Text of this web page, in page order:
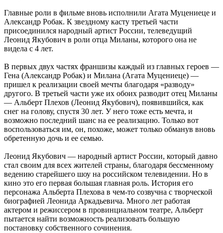
Главные роли в фильме вновь исполнили Агата Муцениеце и
Александр Робак. К звездному касту третьей части
присоединился народный артист России, телеведущий
Леонид Якубович в роли отца Миланы, которого она не
видела с 4 лет.
В первых двух частях франшизы каждый из главных героев —
Гена (Александр Робак) и Милана (Агата Муцениеце) —
пришел к реализации своей мечты благодаря «разводу»
другого. В третьей части уже их обоих разводит отец Миланы
— Альберт Плехов (Леонид Якубович), появившийся, как
снег на голову, спустя 30 лет. У него тоже есть мечта, и
возможно последний шанс на ее реализацию. Только вот
воспользоваться им, он, похоже, может только обманув вновь
обретенную дочь и ее семью.
Леонид Якубович — народный артист России, который давно
стал своим для всех жителей страны, благодаря бессменному
ведению старейшего шоу на российском телевидении. Но в
кино это его первая большая главная роль. История его
персонажа Альберта Плехова в чем-то созвучна с творческой
биографией Леонида Аркадьевича. Много лет работая
актером и режиссером в провинциальном театре, Альберт
пытается найти возможность реализовать большую
постановку собственного сочинения.